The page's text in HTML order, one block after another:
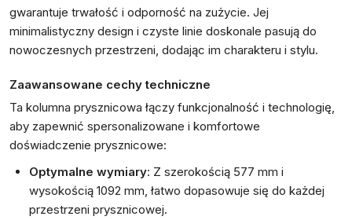
gwarantuje trwałość i odporność na zużycie. Jej
minimalistyczny design i czyste linie doskonale pasują do
nowoczesnych przestrzeni, dodając im charakteru i stylu.
Zaawansowane cechy techniczne
Ta kolumna prysznicowa łączy funkcjonalność i technologię,
aby zapewnić spersonalizowane i komfortowe
doświadczenie prysznicowe:
Optymalne wymiary: Z szerokością 577 mm i
wysokością 1092 mm, łatwo dopasowuje się do każdej
przestrzeni prysznicowej.